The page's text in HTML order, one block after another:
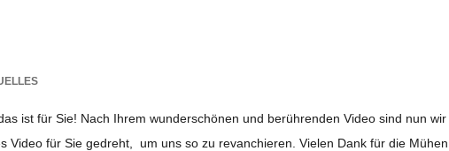
ist für Sie! Nach Ihrem wun­der­schö­nen und berüh­ren­den Video sind nun wir
Video für Sie gedreht, um uns so zu revan­chie­ren. Vie­len Dank für die Mühen,